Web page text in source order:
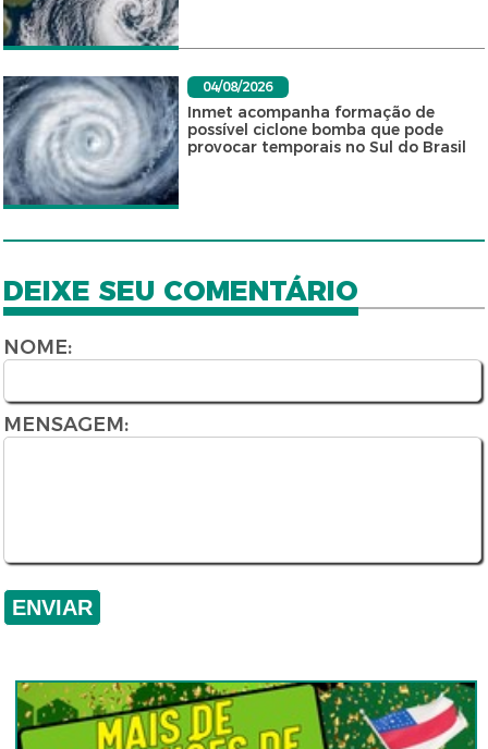
04/08/2026
Inmet acompanha formação de
possível ciclone bomba que pode
provocar temporais no Sul do Brasil
DEIXE SEU COMENTÁRIO
NOME:
MENSAGEM: